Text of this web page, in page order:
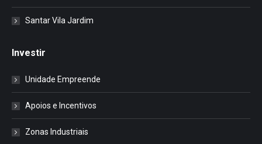
Santar Vila Jardim
Investir
Unidade Empreende
Apoios e Incentivos
Zonas Industriais